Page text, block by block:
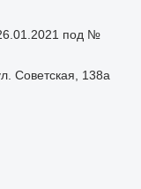
под №
Советская, 138а